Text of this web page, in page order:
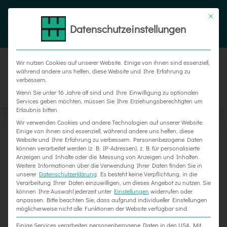
Zum
FacebookInstagram
Xing
Zeige
grösseres
Bild
Datenschutzeinstellungen
Wir nutzen Cookies auf unserer Website. Einige von ihnen sind essenziell,
während andere uns helfen, diese Website und Ihre Erfahrung zu
verbessern.
Wenn Sie unter 16 Jahre alt sind und Ihre Einwilligung zu optionalen
Services geben möchten, müssen Sie Ihre Erziehungsberechtigten um
Erlaubnis bitten.
Wir verwenden Cookies und andere Technologien auf unserer Website.
Einige von ihnen sind essenziell, während andere uns helfen, diese
Website und Ihre Erfahrung zu verbessern. Personenbezogene Daten
können verarbeitet werden (z. B. IP-Adressen), z. B. für personalisierte
Anzeigen und Inhalte oder die Messung von Anzeigen und Inhalten.
Weitere Informationen über die Verwendung Ihrer Daten finden Sie in
unserer Datenschutzerklärung Es besteht keine Verpflichtung, in die
Verarbeitung Ihrer Daten einzuwilligen, um dieses Angebot zu nutzen. Sie
können Ihre Auswahl jederzeit unter Einstellungen widerrufen oder
anpassen. Bitte beachten Sie, dass aufgrund individueller Einstellungen
möglicherweise nicht alle Funktionen der Website verfügbar sind.
Einige Services verarbeiten personenbezogene Daten in den USA. Mit